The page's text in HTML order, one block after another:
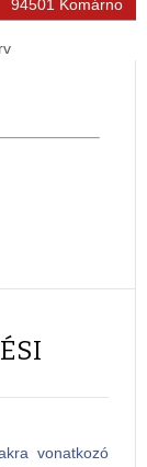
94501 Komárno
vonatkozó